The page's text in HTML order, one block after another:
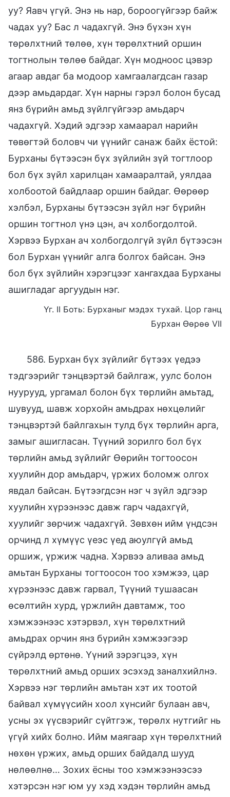
уу? Яавч үгүй. Энэ нь нар, бороогүйгээр байж
чадах уу? Бас л чадахгүй. Энэ бүхэн хүн
төрөлхтний төлөө, хүн төрөлхтний оршин
тогтнолын төлөө байдаг. Хүн модноос цэвэр
агаар авдаг ба модоор хамгаалагдсан газар
дээр амьдардаг. Хүн нарны гэрэл болон бусад
янз бүрийн амьд зүйлгүйгээр амьдарч
чадахгүй. Хэдий эдгээр хамаарал нарийн
төвөгтэй боловч чи үүнийг санаж байх ёстой:
Бурханы бүтээсэн бүх зүйлийн зүй тогтлоор
бол бүх зүйл харилцан хамааралтай, уялдаа
холбоотой байдлаар оршин байдаг. Өөрөөр
хэлбэл, Бурханы бүтээсэн зүйл нэг бүрийн
оршин тогтнол үнэ цэн, ач холбогдолтой.
Хэрвээ Бурхан ач холбогдолгүй зүйл бүтээсэн
бол Бурхан үүнийг алга болгох байсан. Энэ
бол бүх зүйлийн хэрэгцээг хангахдаа Бурханы
ашигладаг аргуудын нэг.
Үг. II Боть: Бурханыг мэдэх тухай. Цор ганц
Бурхан Өөрөө VII
586. Бурхан бүх зүйлийг бүтээх үедээ
тэдгээрийг тэнцвэртэй байлгаж, уулс болон
нуурууд, ургамал болон бүх төрлийн амьтад,
шувууд, шавж хорхойн амьдрах нөхцөлийг
тэнцвэртэй байлгахын тулд бүх төрлийн арга,
замыг ашигласан. Түүний зорилго бол бүх
төрлийн амьд зүйлийг Өөрийн тогтоосон
хуулийн дор амьдарч, үржих боломж олгох
явдал байсан. Бүтээгдсэн нэг ч зүйл эдгээр
хуулийн хүрээнээс давж гарч чадахгүй,
хуулийг зөрчиж чадахгүй. Зөвхөн ийм үндсэн
орчинд л хүмүүс үеэс үед аюулгүй амьд
оршиж, үржиж чадна. Хэрвээ аливаа амьд
амьтан Бурханы тогтоосон тоо хэмжээ, цар
хүрээнээс давж гарвал, Түүний тушаасан
өсөлтийн хурд, үржлийн давтамж, тоо
хэмжээнээс хэтэрвэл, хүн төрөлхтний
амьдрах орчин янз бүрийн хэмжээгээр
сүйрэлд өртөнө. Үүний зэрэгцээ, хүн
төрөлхтний амьд орших эсэхэд заналхийлнэ.
Хэрвээ нэг төрлийн амьтан хэт их тоотой
байвал хүмүүсийн хоол хүнсийг булаан авч,
усны эх үүсвэрийг сүйтгэж, төрөлх нутгийг нь
үгүй хийх болно. Ийм маягаар хүн төрөлхтний
нөхөн үржих, амьд орших байдалд шууд
нөлөөлнө… Зохих ёсны тоо хэмжээнээсээ
хэтэрсэн нэг юм уу хэд хэдэн төрлийн амьд